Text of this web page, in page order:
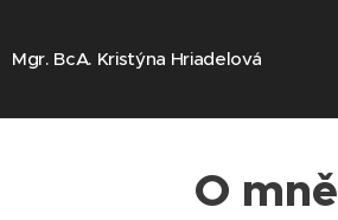
Mgr. BcA. Kristýna Hriadelová
O mně